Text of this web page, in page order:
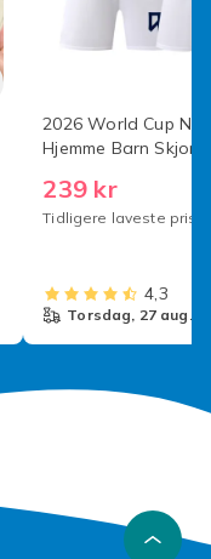
Osteklemme
2026 World Cup
Hjemme Barn
239 kr
Tidligere laveste pris:
4,3
torsdag, 27 aug.